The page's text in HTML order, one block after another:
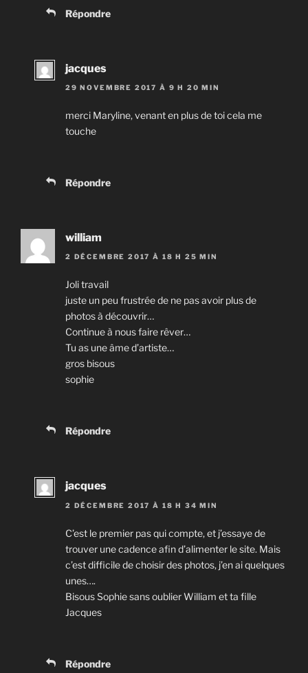
Répondre
jacques
29 NOVEMBRE 2017 À 9 H 20 MIN
merci Maryline, venant en plus de toi cela me
touche
Répondre
william
2 DÉCEMBRE 2017 À 18 H 25 MIN
Joli travail
juste un peu frustrée de ne pas avoir plus de
photos à découvrir…
Continue à nous faire rêver…
Tu as une âme d’artiste…
gros bisous
sophie
Répondre
jacques
2 DÉCEMBRE 2017 À 18 H 34 MIN
C’est le premier pas qui compte, et j’essaye de
trouver une cadence afin d’alimenter le site. Mais
c’est difficile de choisir des photos, j’en ai quelques
unes….
Bisous Sophie sans oublier William et ta fille
Jacques
Répondre